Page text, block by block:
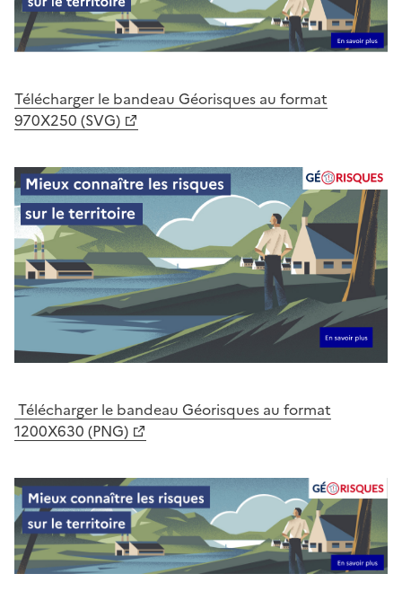
Télécharger le bandeau Géorisques au format
970X250 (SVG)
Télécharger le bandeau Géorisques au format
1200X630 (PNG)